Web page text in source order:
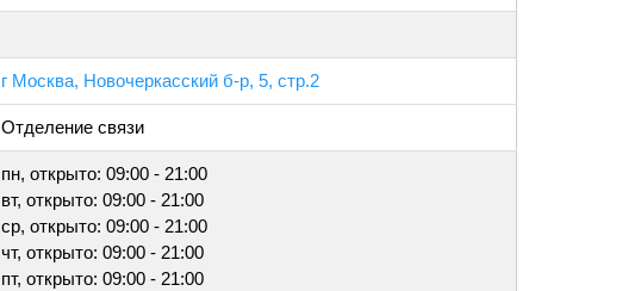
г Москва, Новочеркасский б-р, 5, стр.2
Отделение связи
пн, открыто: 09:00 - 21:00
вт, открыто: 09:00 - 21:00
ср, открыто: 09:00 - 21:00
чт, открыто: 09:00 - 21:00
пт, открыто: 09:00 - 21:00